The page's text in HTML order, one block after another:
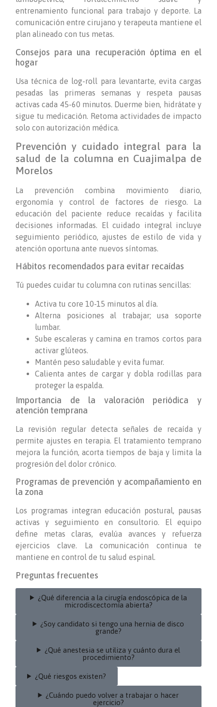
entrenamiento funcional para trabajo y deporte. La
comunicación entre cirujano y terapeuta mantiene el
plan alineado con tus metas.
Consejos para una recuperación óptima en el
hogar
Usa técnica de log-roll para levantarte, evita cargas
pesadas las primeras semanas y respeta pausas
activas cada 45-60 minutos. Duerme bien, hidrátate y
sigue tu medicación. Retoma actividades de impacto
solo con autorización médica.
Prevención y cuidado integral para la
salud de la columna en Cuajimalpa de
Morelos
La prevención combina movimiento diario,
ergonomía y control de factores de riesgo. La
educación del paciente reduce recaídas y facilita
decisiones informadas. El cuidado integral incluye
seguimiento periódico, ajustes de estilo de vida y
atención oportuna ante nuevos síntomas.
Hábitos recomendados para evitar recaídas
Tú puedes cuidar tu columna con rutinas sencillas:
Activa tu core 10-15 minutos al día.
Alterna posiciones al trabajar; usa soporte
lumbar.
Sube escaleras y camina en tramos cortos para
activar glúteos.
Mantén peso saludable y evita fumar.
Calienta antes de cargar y dobla rodillas para
proteger la espalda.
Importancia de la valoración periódica y
atención temprana
La revisión regular detecta señales de recaída y
permite ajustes en terapia. El tratamiento temprano
mejora la función, acorta tiempos de baja y limita la
progresión del dolor crónico.
Programas de prevención y acompañamiento en
la zona
Los programas integran educación postural, pausas
activas y seguimiento en consultorio. El equipo
define metas claras, evalúa avances y refuerza
ejercicios clave. La comunicación continua te
mantiene en control de tu salud espinal.
Preguntas frecuentes
¿Qué diferencia a la cirugía endoscópica de la
microdiscectomía abierta?
¿Soy candidato si tengo una hernia de disco
grande?
¿Qué anestesia se utiliza y cuánto dura el
procedimiento?
¿Qué riesgos existen?
¿Cuándo puedo volver a trabajar o hacer
ejercicio?